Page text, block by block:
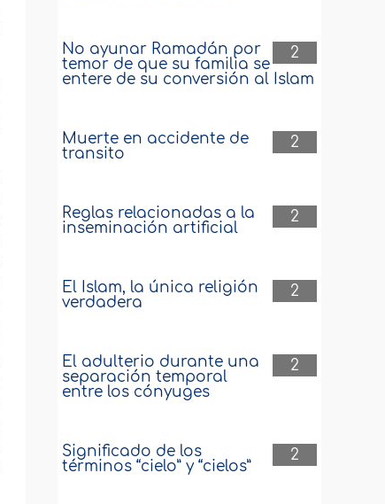
2
No ayunar Ramadán por
temor de que su familia se
entere de su conversión al Islam
2
Muerte en accidente de
transito
2
Reglas relacionadas a la
inseminación artificial
2
El Islam, la única religión
verdadera
2
El adulterio durante una
separación temporal
entre los cónyuges
2
Significado de los
términos “cielo” y “cielos”